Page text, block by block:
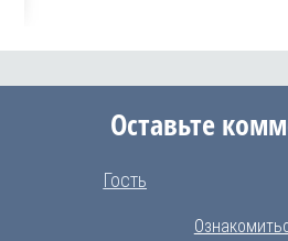
Оставьте
Гость